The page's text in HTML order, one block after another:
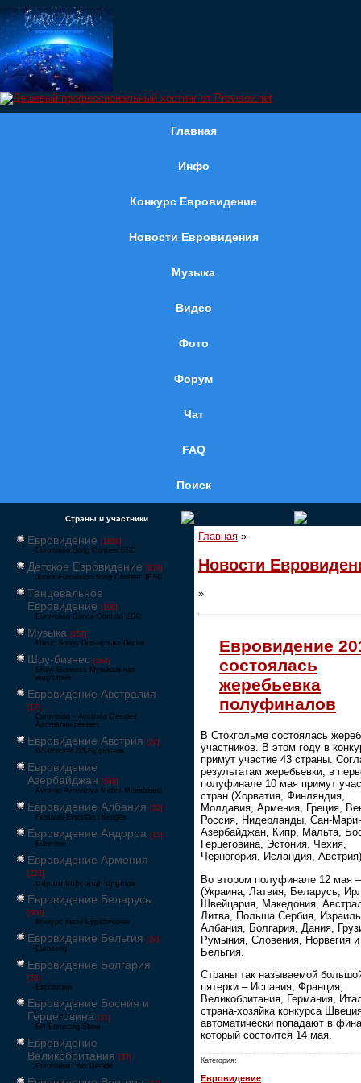
Главная
Инфо
Конкурс Евровидение
Новости Евровидения
Музыка
Видео
Фото
Форум
Чат
FAQ
Поиск
Страны и участники
Евровидение [1858]
Eurovision Song Contest ESC
Детское Евровидение [878]
Junior Eurovision Song Contest JESC
Танцевальное
Евровидение [106]
Eurovision Dance Contest EDC
Музыка [257]
Music Songs Поп-музыка Песни
Шоу-бизнес [564]
Show Business Музыкальная
индустрия
Евровидение Австралия
[17]
Eurovision – Australia Decides
Австралия решает
Евровидение Австрия [24]
Ö3-Wecker Ö3 Будильник
Евровидение
Азербайджан [549]
Avrovijn Avroviziya Mahnı Müsabiqəsi
Евровидение Албания [32]
Festivali Evropian i Këngës
Евровидение Андорра [15]
Eurovisió
Евровидение Армения
[228]
Եվրատեսիլ երգի մրցույթ
Евровидение Беларусь
[600]
Конкурс песні Еўрабачанне
Евровидение Бельгия [24]
Eurosong
Евровидение Болгария
[26]
Евровизия
Евровидение Босния и
Герцеговина [21]
BH Eurosong Show
Евровидение
Великобритания [67]
Eurovision: You Decide
Главная »
Новости
»
Евровидение
состоялась
жеребьевка
полуфиналов
В Стокгольме состоялась
участников. В этом году в
примут участие 43 страны.
результатам жеребьевки, в
полуфинале 10 мая примут
стран (Хорватия, Финляндия,
Молдавия, Армения, Греция,
Россия, Нидерланды, Сан-
Азербайджан, Кипр, Мальта,
Герцеговина, Эстония, Чехия,
Черногория, Исландия,
Во втором полуфинале 12 мая
(Украина, Латвия, Беларусь,
Швейцария, Македония,
Литва, Польша Сербия,
Албания, Болгария, Дания,
Румыния, Словения, Норвегия и
Бельгия.
Страны так называемой
пятерки – Испания, Франция,
Великобритания, Германия,
страна-хозяйка конкурса
автоматически попадают в
который состоится 14 мая.
Категория:
Евровидение